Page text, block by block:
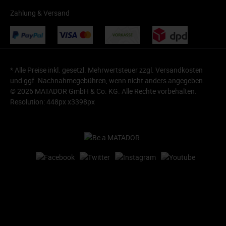
Zahlung & Versand
* Alle Preise inkl. gesetzl. Mehrwertsteuer zzgl. Versandkosten
und ggf. Nachnahmegebühren, wenn nicht anders angegeben.
© 2026 MATADOR GmbH & Co. KG. Alle Rechte vorbehalten.
Resolution: 448px x3398px